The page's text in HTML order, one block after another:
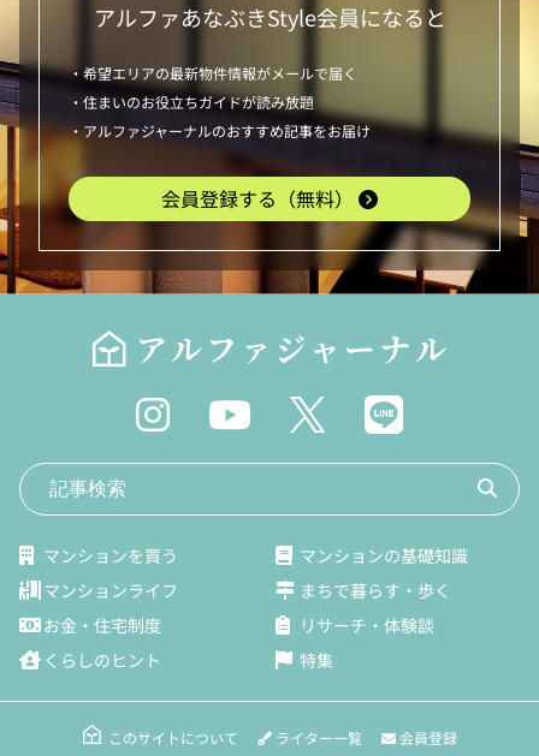
アルファあなぶきStyle会員になると
・希望エリアの最新物件情報がメールで届く
・住まいのお役立ちガイドが読み放題
・アルファジャーナルのおすすめ記事をお届け
会員登録する（無料）
マンションを買う
マンションの基礎知識
マンションライフ
まちで暮らす・歩く
お金・住宅制度
リサーチ・体験談
くらしのヒント
特集
このサイトについて ライター一覧 会員登録